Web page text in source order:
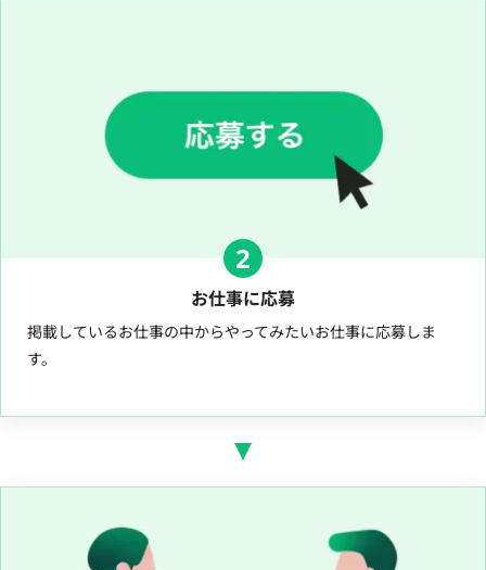
2
お仕事に応募
掲載しているお仕事の中からやってみたいお仕事に応募しま
す。